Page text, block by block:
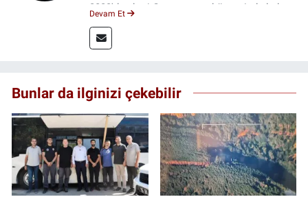
2023'den beri Genç gazete bünyesinde haber
Devam Et
Bunlar da ilginizi çekebilir